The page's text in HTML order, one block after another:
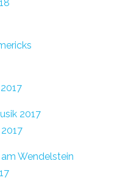
2017
Wendelstein